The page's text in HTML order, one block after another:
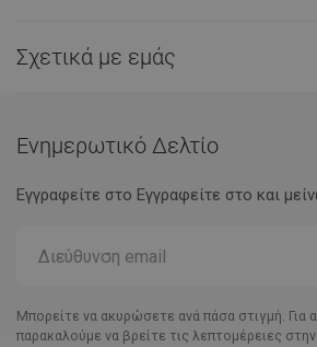
Σχετικά με εμάς
Ενημερωτικό Δελτίο
Εγγραφείτε στο Eγγραφείτε στο και
Μπορείτε να ακυρώσετε ανά πάσα στιγμή. Για
παρακαλούμε να βρείτε τις λεπτομέρειες